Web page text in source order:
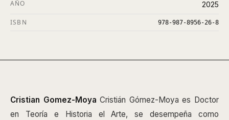
AÑO 2025
ISBN 978-987-8956-26-8
Cristian Gomez-Moya Cristián Gómez-Moya es Doctor
en Teoría e Historia el Arte, se desempeña como